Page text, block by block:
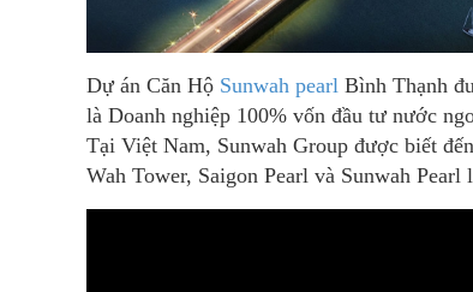
Dự án Căn Hộ Sunwah pearl Bình Thạnh
là Doanh nghiệp 100% vốn đầu tư nước
Tại Việt Nam, Sunwah Group được biết
Wah Tower, Saigon Pearl và Sunwah